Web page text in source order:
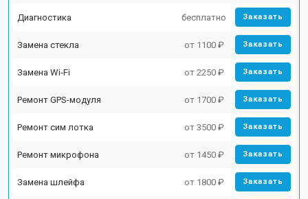
Диагностика бесплатно Заказать
Замена стекла от 1100 ₽ Заказать
Замена Wi-Fi от 2250 ₽ Заказать
Ремонт GPS-модуля от 1700 ₽ Заказать
Ремонт сим лотка от 3500 ₽ Заказать
Ремонт микрофона от 1450 ₽ Заказать
Замена шлейфа от 1800 ₽ Заказать